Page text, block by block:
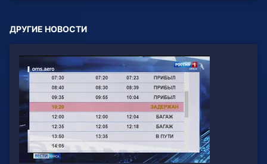
ДРУГИЕ НОВОСТИ